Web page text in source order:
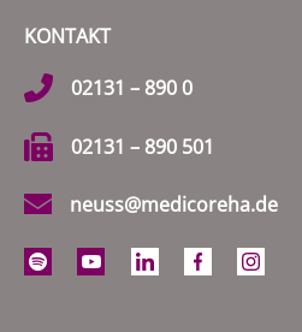
KONTAKT
02131 – 890 0
02131 – 890 501
neuss@medicoreha.de